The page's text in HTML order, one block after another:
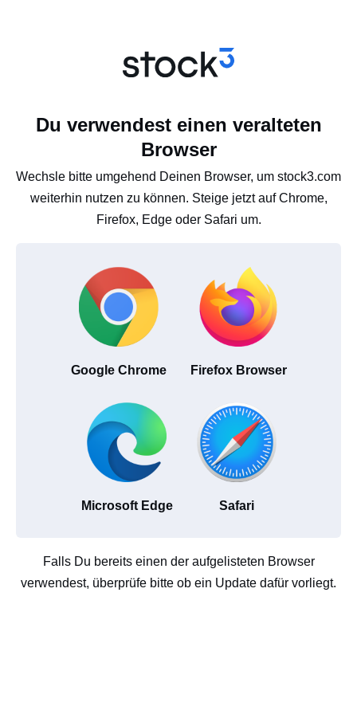
Du verwendest einen veralteten
Browser
Wechsle bitte umgehend Deinen Browser, um stock3.com
weiterhin nutzen zu können. Steige jetzt auf Chrome,
Firefox, Edge oder Safari um.
Google Chrome Firefox Browser
Microsoft Edge Safari
Falls Du bereits einen der aufgelisteten Browser
verwendest, überprüfe bitte ob ein Update dafür vorliegt.